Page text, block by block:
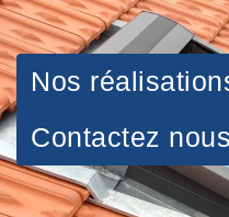
Nos
Contactez nous